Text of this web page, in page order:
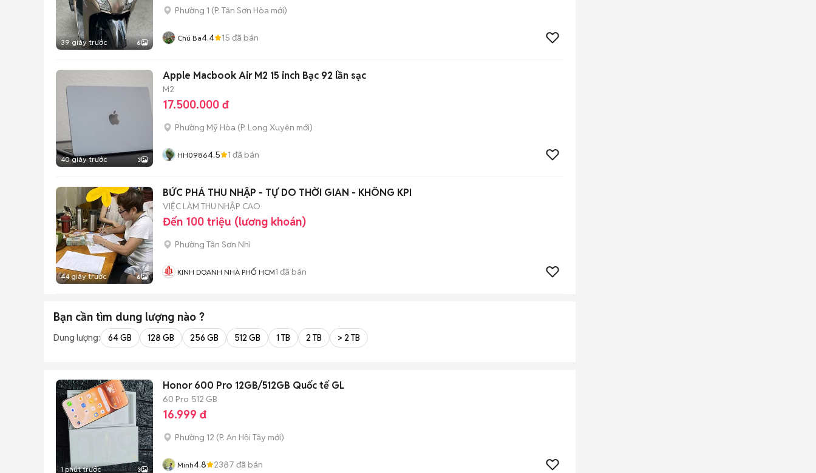
39 giây trước 6
Phường 1 (P. Tân Sơn Hòa mới)
Chú Ba4.4 15 đã bán
40 giây trước 3
Apple Macbook Air M2 15 inch Bạc 92 lần sạc
M2
17.500.000 đ
Phường Mỹ Hòa (P. Long Xuyên mới)
HH09864.5 1 đã bán
44 giây trước 6
BỨC PHÁ THU NHẬP - TỰ DO THỜI GIAN - KHÔNG KPI
VIỆC LÀM THU NHẬP CAO
Đến 100 triệu (lương khoán)
Phường Tân Sơn Nhì
KINH DOANH NHÀ PHỐ HCM1 đã bán
Bạn cần tìm dung lượng nào ?
Dung lượng: 64 GB 128 GB 256 GB 512 GB 1 TB 2 TB > 2 TB
1 phút trước 3
Honor 600 Pro 12GB/512GB Quốc tế GL
60 Pro 512 GB
16.999 đ
Phường 12 (P. An Hội Tây mới)
Minh4.8 2387 đã bán